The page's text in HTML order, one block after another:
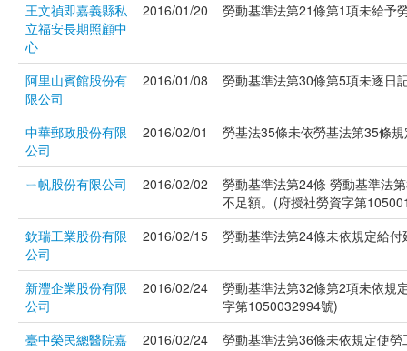
王文禎即嘉義縣私
立福安長期照顧中
心
2016/01/20 勞動基準法第21條第1項未給予
阿里山賓館股份有
限公司
2016/01/08 勞動基準法第30條第5項未逐日
中華郵政股份有限
公司
2016/02/01 勞基法35條未依勞基法第35條
ㄧ帆股份有限公司 2016/02/02
勞動基準法第24條 勞動基準法
不足額。(府授社勞資字第
欽瑞工業股份有限
公司
2016/02/15 勞動基準法第24條未依規定給
新灃企業股份有限
公司
2016/02/24
勞動基準法第32條第2項未依規
字第1050032994號)
臺中榮民總醫院嘉
2016/02/24 勞動基準法第36條未依規定使